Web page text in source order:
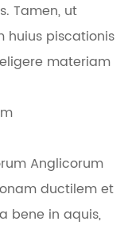
Tamen, ut
huius piscationis
materiam
Anglicorum
ductilem et
bene in aquis,